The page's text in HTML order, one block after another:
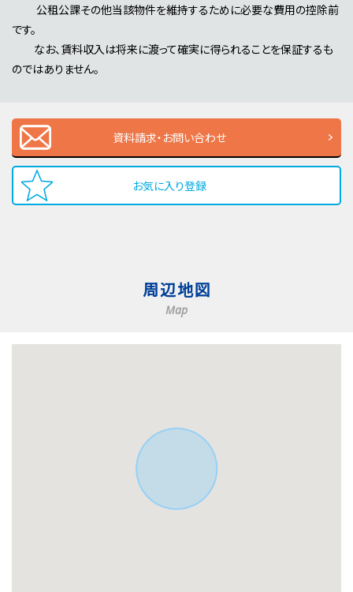
公租公課その他当該物件を維持するために必要な費用の控除前
です。
なお、賃料収入は将来に渡って確実に得られることを保証するも
のではありません。
資料請求・お問い合わせ
お気に入り登録
周辺地図
Map